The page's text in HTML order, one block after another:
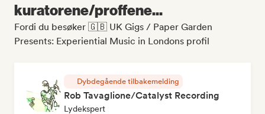
kuratorene/proffene...
Fordi du besøker 🇬🇧 UK Gigs / Paper Garden
Presents: Experiential Music in Londons profil
Dybdegående tilbakemelding
Rob Tavaglione/Catalyst Recording
Lydekspert